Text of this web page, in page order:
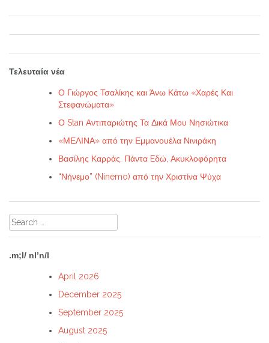
Τελευταία νέα
Ο Γιώργος Τσαλίκης και Άνω Κάτω «Χαρές Και
Στεφανώματα»
Ο Stan Αντιπαριώτης Τα Δικά Μου Νησιώτικα
«ΜΕΛΙΝΑ» από την Εμμανουέλα Νινιράκη
Βασίλης Καρράς. Πάντα Eδώ, Ακυκλοφόρητα
“Νήνεμο” (Ninemo) από την Χριστίνα Ψύχα
Search
for:
.m;l/ nl’n/l
April 2026
December 2025
September 2025
August 2025